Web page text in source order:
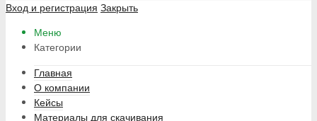
Вход и регистрация Закрыть
Меню
Категории
Главная
О компании
Кейсы
Материалы для скачивания